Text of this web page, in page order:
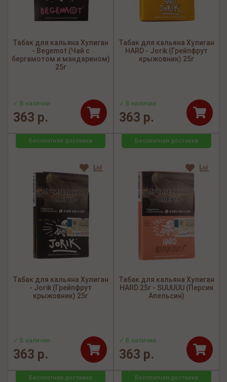
Табак для кальяна Хулиган
- Begemot (Чай с
бергамотом и мандарином)
25г
✓ В наличии
363 р.
Табак для кальяна Хулиган
HARD - Jorik (Грейпфрут
крыжовник) 25г
✓ В наличии
363 р.
Бесплатная доставка
Табак для кальяна Хулиган
- Jorik (Грейпфрут
крыжовник) 25г
✓ В наличии
363 р.
Бесплатная доставка
Табак для кальяна Хулиган
HARD 25г - SUUUUU (Персик
Апельсин)
✓ В наличии
363 р.
Бесплатная доставка Бесплатная доставка